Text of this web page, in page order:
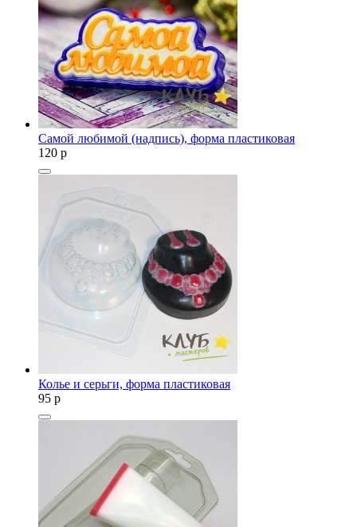
Самой любимой (надпись), форма пластиковая
120 p
Колье и серьги, форма пластиковая
95 p